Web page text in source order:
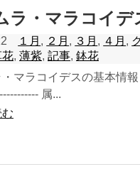
ラ・マラコイデ
１月 , ２月 , ３月 , ４月 ,
花, 薄紫, 記事, 鉢花
・マラコイデスの基本情
属...